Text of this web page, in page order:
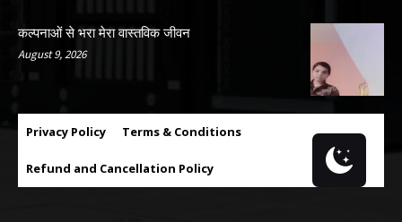
कल्पनाओं से भरा मेरा वास्तविक जीवन
August 9, 2026
Privacy Policy Terms & Conditions
Refund and Cancellation Policy